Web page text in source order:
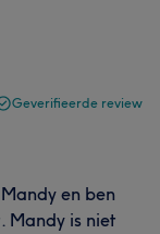
Geverifieerde review
en ben
Mandy is niet